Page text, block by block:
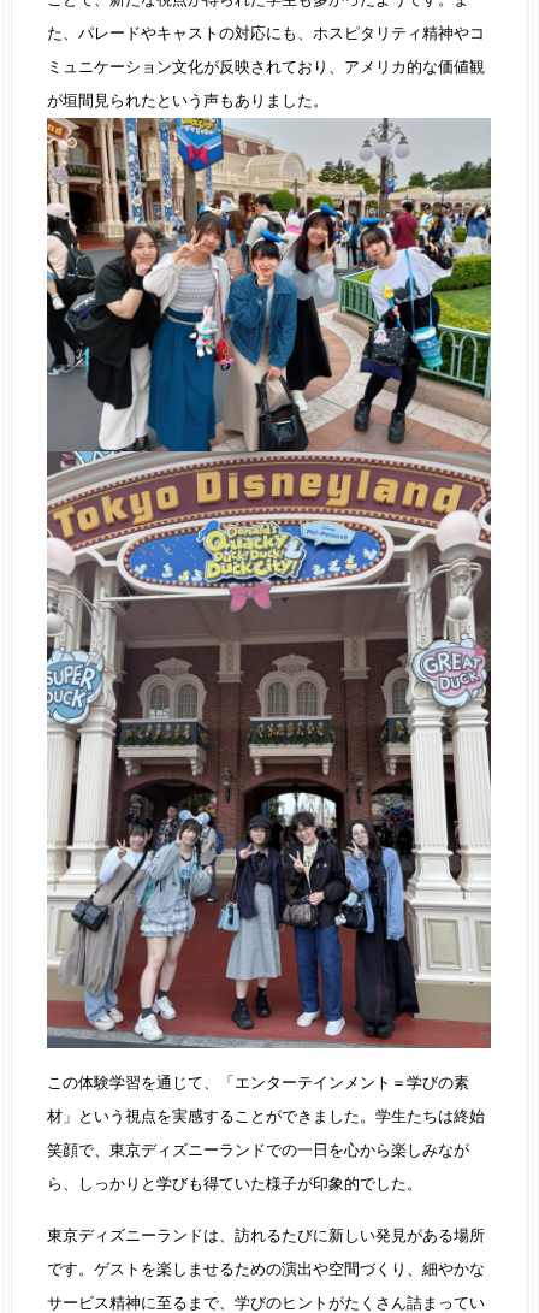
た、パレードやキャストの対応にも、ホスピタリティ精神やコ
ミュニケーション文化が反映されており、アメリカ的な価値観
が垣間見られたという声もありました。
この体験学習を通じて、「エンターテインメント＝学びの素
材」という視点を実感することができました。学生たちは終始
笑顔で、東京ディズニーランドでの一日を心から楽しみなが
ら、しっかりと学びも得ていた様子が印象的でした。
東京ディズニーランドは、訪れるたびに新しい発見がある場所
です。ゲストを楽しませるための演出や空間づくり、細やかな
サービス精神に至るまで、学びのヒントがたくさん詰まってい